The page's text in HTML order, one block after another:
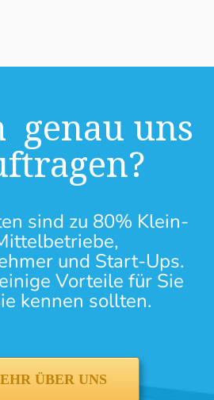
genau uns
sind zu 80% Klein-
und Start-Ups.
Vorteile für Sie
kennen sollten.
ÜBER UNS